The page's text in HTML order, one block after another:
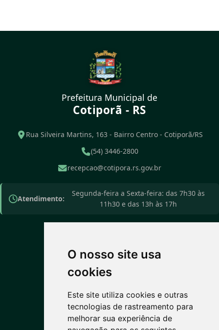
O nosso site usa
cookies
Este site utiliza cookies e outras
tecnologias de rastreamento para
melhorar sua experiência de
Prefeitura Municipal de
Cotiporã - RS
Rua Silveira Martins, 163 - Bairro Centro - Cotiporã/RS
(54) 3446-2800
recepcao@cotipora.rs.gov.br
Atendimento:
Segunda-feira a Sexta-feira: das 7h30 às
11h30 e das 13h às 17h
PREVISÃO DO TEMPO
11°C
Nublado